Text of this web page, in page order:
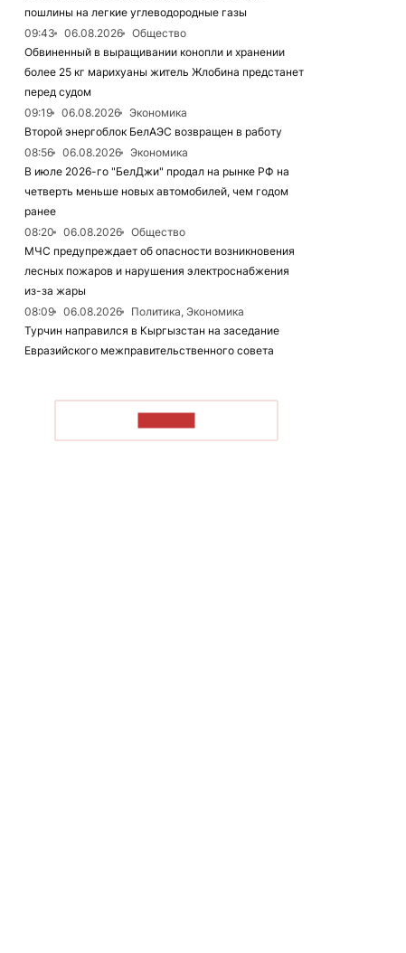
пошлины на легкие углеводородные газы
09:43
06.08.2026
Общество
Обвиненный в выращивании конопли и хранении
более 25 кг марихуаны житель Жлобина предстанет
перед судом
09:19
06.08.2026
Экономика
Второй энергоблок БелАЭС возвращен в работу
08:56
06.08.2026
Экономика
В июле 2026-го "БелДжи" продал на рынке РФ на
четверть меньше новых автомобилей, чем годом
ранее
08:20
06.08.2026
Общество
МЧС предупреждает об опасности возникновения
лесных пожаров и нарушения электроснабжения
из-за жары
08:09
06.08.2026
Политика, Экономика
Турчин направился в Кыргызстан на заседание
Евразийского межправительственного совета